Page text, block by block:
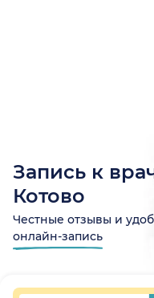
Запись к
Котово
Честные отзывы и
онлайн-запись